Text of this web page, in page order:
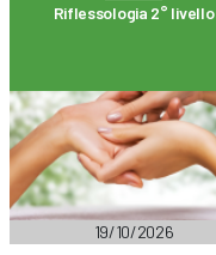
Riflessologia 2° livello
19/10/2026